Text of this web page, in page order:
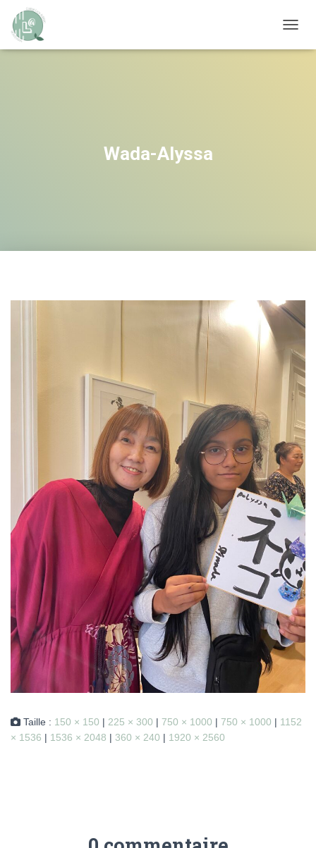
Wada-Alyssa
Taille : 150 × 150 | 225 × 300 | 750 × 1000 | 750 × 1000 | 1152
× 1536 | 1536 × 2048 | 360 × 240 | 1920 × 2560